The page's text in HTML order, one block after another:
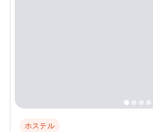
ホステル